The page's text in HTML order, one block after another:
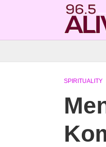
SPIRITUALITY